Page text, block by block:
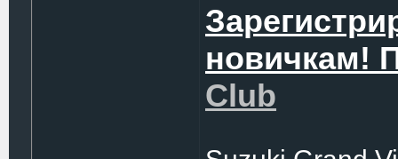
новичкам!
Club